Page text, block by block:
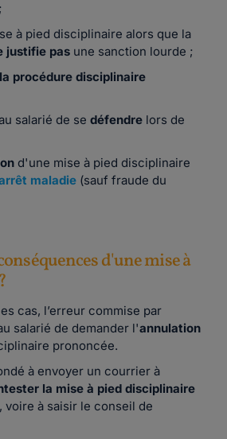
à pied disciplinaire alors que la
justifie pas une sanction lourde ;
procédure disciplinaire
salarié de se défendre lors de
d'une mise à pied disciplinaire
maladie (sauf fraude du
d'une mise à
cas, l’erreur commise par
salarié de demander l'annulation
prononcée.
à envoyer un courrier à
la mise à pied disciplinaire
voire à saisir le conseil de